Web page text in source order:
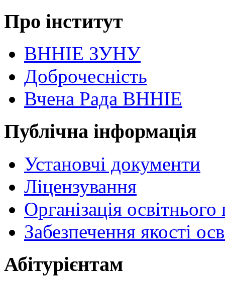
Про інститут
ВННІЕ ЗУНУ
Доброчесність
Вчена Рада ВННІЕ
Публічна інформація
Установчі документи
Ліцензування
Організація
Забезпечення якості
Абітурієнтам